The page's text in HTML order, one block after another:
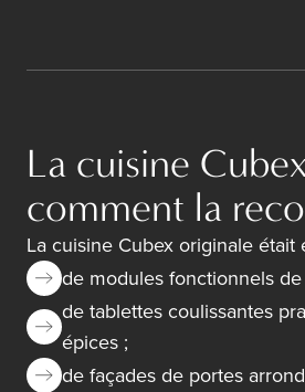
La cuisine
comment la
La cuisine Cubex originale était
de modules fonctionnels
de tablettes coulissantes
épices ;
de façades de portes